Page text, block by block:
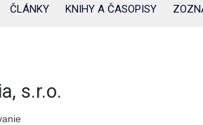
ČLÁNKY KNIHY A ČASOPISY
s.r.o.